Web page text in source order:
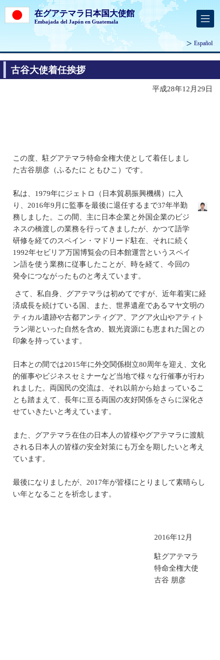
在グアテマラ日本国大使館
Embajada del Japón en Guatemala
Español
古谷大使着任挨拶
平成28年12月29日
この度、駐グアテマラ特命全権大使として着任しまし
た古谷朋彦（ふるたに ともひこ）です。
私は、1979年にジェトロ（日本貿易振興機構）に入
り、2016年9月に監事を最後に退任するまで37年半勤
務しました。この間、主に日本企業と外国企業のビジ
ネスの橋渡しの業務を行ってきましたが、かつて語学
研修を経てのスペイン・マドリード駐在、それに続く
1992年セビリア万国博覧会の日本館運営というスペイ
ン語を使う業務に従事したことが、時を経て、今回の
発令につながったものと考えています。
さて、私自身、グアテマラは初めてですが、近年着実に経
済成長を続けている国、また、世界遺産であるマヤ文明の
ティカル遺跡や古都アンティグア、アグア火山やアティト
ラン湖といった自然を含め、観光資源にも恵まれた国との
印象を持っています。
日本との間では2015年に外交関係樹立80周年を迎え、文化
的催事やビジネスセミナーなど当地で様々な行催事が行わ
れました。両国民の交流は、それ以前から始まっているこ
とも踏まえて、長年に亘る両国の友好関係をさらに深化さ
せていきたいと考えています。
また、グアテマラ在住の日本人の皆様やグアテマラに渡航
される日本人の皆様の安全対策にも万全を期したいと考え
ています。
最後になりましたが、2017年が皆様にとりまして素晴らし
い年となることを祈念します。
2016年12月
駐グアテマラ
特命全権大使
古谷 朋彦